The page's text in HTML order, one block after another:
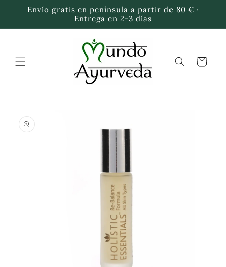
directamente
Envío gratis en península a partir de 80 € ·
Entrega en 2-3 días
Carrito
información